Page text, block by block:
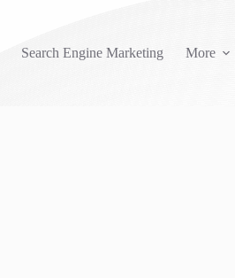
Search Engine Marketing More